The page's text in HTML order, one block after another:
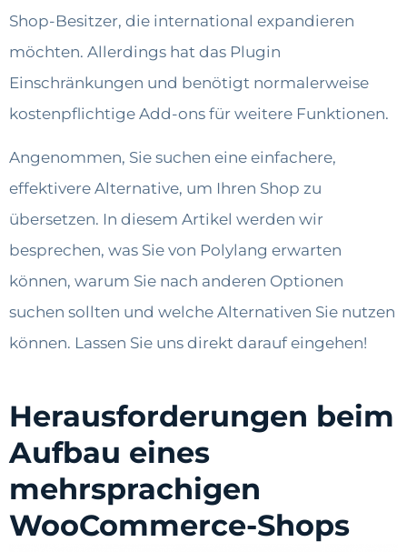
Shop-Besitzer, die international expandieren
möchten. Allerdings hat das Plugin
Einschränkungen und benötigt normalerweise
kostenpflichtige Add-ons für weitere Funktionen.
Angenommen, Sie suchen eine einfachere,
effektivere Alternative, um Ihren Shop zu
übersetzen. In diesem Artikel werden wir
besprechen, was Sie von Polylang erwarten
können, warum Sie nach anderen Optionen
suchen sollten und welche Alternativen Sie nutzen
können. Lassen Sie uns direkt darauf eingehen!
Herausforderungen beim
Aufbau eines
mehrsprachigen
WooCommerce-Shops